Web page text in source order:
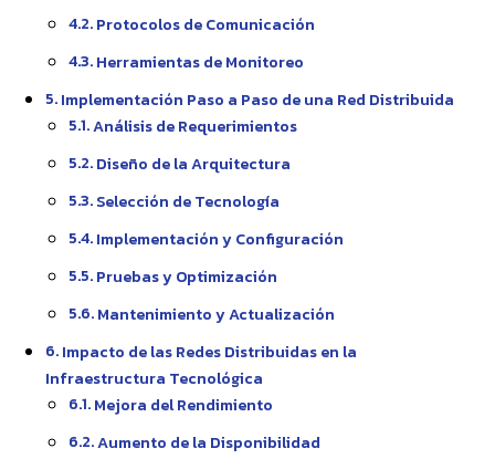
Protocolos de Comunicación
Herramientas de Monitoreo
Implementación Paso a Paso de una Red Distribuida
Análisis de Requerimientos
Diseño de la Arquitectura
Selección de Tecnología
Implementación y Configuración
Pruebas y Optimización
Mantenimiento y Actualización
Impacto de las Redes Distribuidas en la
Infraestructura Tecnológica
Mejora del Rendimiento
Aumento de la Disponibilidad